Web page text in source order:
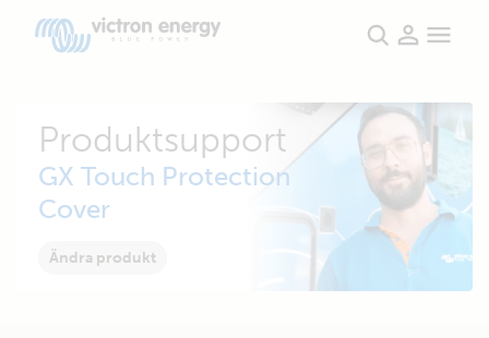
Produktsupport
GX Touch Protection
Cover
Ändra produkt